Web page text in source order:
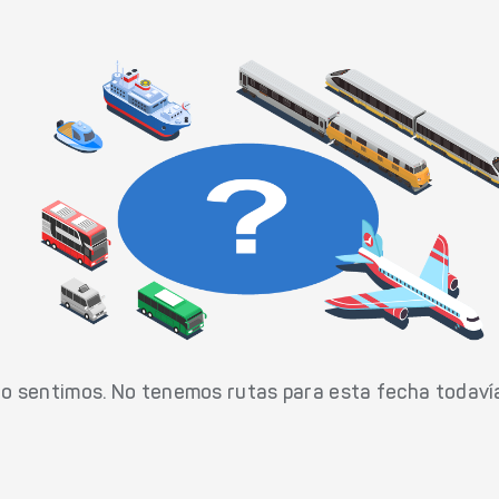
sentimos. No tenemos rutas para esta fecha